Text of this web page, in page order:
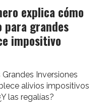
explica cómo
grandes
impositivo
Inversiones
alivios impositivos
las regalías?